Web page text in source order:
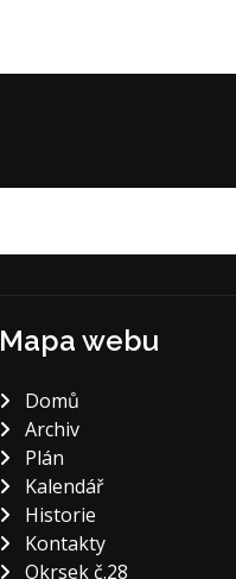
Mapa webu
Domů
Archiv
Plán
Kalendář
Historie
Kontakty
Okrsek č.28